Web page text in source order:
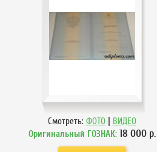
Смотреть: ФОТО | ВИДЕО
Оригинальный ГОЗНАК: 18 000р.